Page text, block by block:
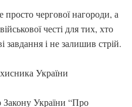
чергової нагороди, а
честі для тих, хто
завдання і не залишив стрій.
України
Закону України “Про